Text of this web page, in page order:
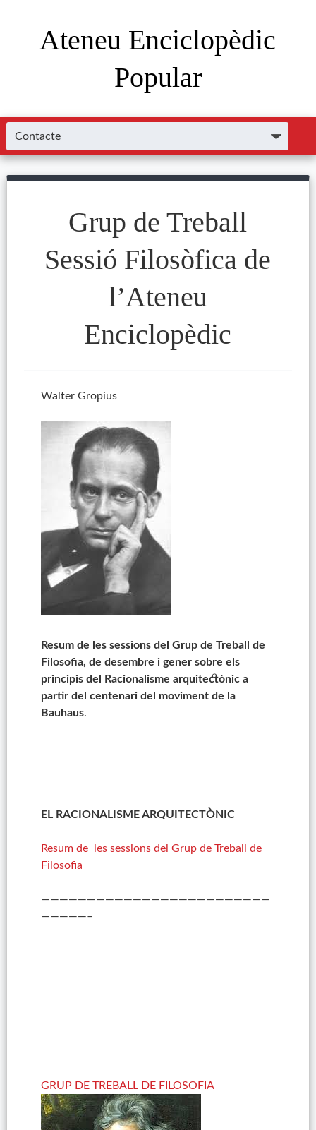
Ateneu Enciclopèdic
Popular
Grup de Treball
Sessió Filosòfica de
l’Ateneu
Enciclopèdic
Walter Gropius
Resum de les sessions del Grup de Treball de
Filosofia, de desembre i gener sobre els
principis del Racionalisme arquitectònic a
partir del centenari del moviment de la
Bauhaus.
EL RACIONALISME ARQUITECTÒNIC
Resum de
les sessions del Grup de Treball de
Filosofia
—————————————————————————
—————–
GRUP DE TREBALL DE FILOSOFIA